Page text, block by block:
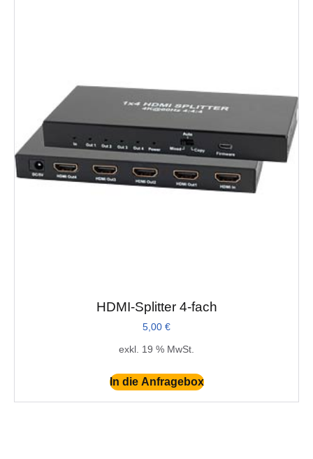
HDMI-Splitter 4-fach
5,00 €
exkl. 19 % MwSt.
In die Anfragebox